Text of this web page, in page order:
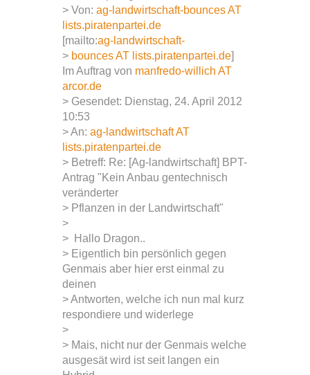
> Von: ag-landwirtschaft-bounces AT
lists.piratenpartei.de
[mailto:ag-landwirtschaft-
> bounces AT lists.piratenpartei.de]
Im Auftrag von manfredo-willich AT
arcor.de
> Gesendet: Dienstag, 24. April 2012
10:53
> An: ag-landwirtschaft AT
lists.piratenpartei.de
> Betreff: Re: [Ag-landwirtschaft] BPT-
Antrag "Kein Anbau gentechnisch
veränderter
> Pflanzen in der Landwirtschaft"
>
> Hallo Dragon..
> Eigentlich bin persönlich gegen
Genmais aber hier erst einmal zu
deinen
> Antworten, welche ich nun mal kurz
respondiere und widerlege
>
> Mais, nicht nur der Genmais welche
ausgesät wird ist seit langen ein